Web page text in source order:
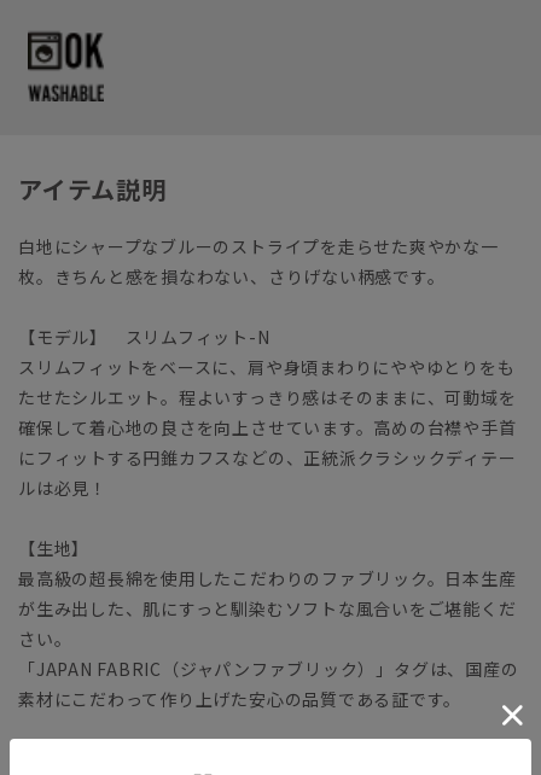
アイテム説明
白地にシャープなブルーのストライプを走らせた爽やかな一
枚。きちんと感を損なわない、さりげない柄感です。
【モデル】 スリムフィット-N
スリムフィットをベースに、肩や身頃まわりにややゆとりをも
たせたシルエット。程よいすっきり感はそのままに、可動域を
確保して着心地の良さを向上させています。高めの台襟や手首
にフィットする円錐カフスなどの、正統派クラシックディテー
ルは必見！
【生地】
最高級の超長綿を使用したこだわりのファブリック。日本生産
が生み出した、肌にすっと馴染むソフトな風合いをご堪能くだ
さい。
「JAPAN FABRIC（ジャパンファブリック）」タグは、国産の
素材にこだわって作り上げた安心の品質である証です。